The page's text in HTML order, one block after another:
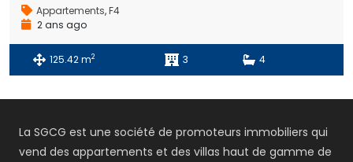
Appartements,F4
2 ans ago
125.42 m2 3 4
La SGCG est une société de promoteurs immobiliers qui
vend des appartements et des villas haut de gamme de